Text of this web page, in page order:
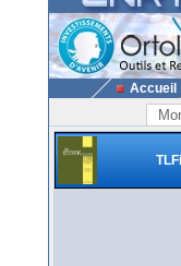
Accueil
TLFi